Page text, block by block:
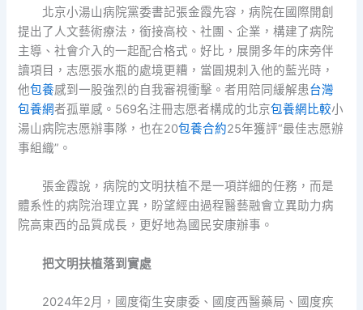
北京小湯山病院黨委書記張金霞先容，病院在國際開創
提出了人文藝術療法，銜接高校、社團、企業，構建了病院
主導、社會介入的一起配合格式。好比，展開多年的床旁伴
讀項目，志愿張水瓶的處境更糟，當圓規刺入他的藍光時，
他包養感到一股強烈的自我審視衝擊。者用陪同緩解患台灣
包養網者孤單感。569名注冊志愿者構成的北京包養網比較小
湯山病院志愿辦事隊，也在20包養合約25年獲評“最佳志愿辦
事組織”。
張金霞說，病院的文明扶植不是一項詳細的任務，而是
體系性的病院治理立異，盼望經由過程醫藝融會立異助力病
院高東西的品質成長，更好地為國民安康辦事。
把文明扶植落到實處
2024年2月，國度衛生安康委、國度西醫藥局、國度疾